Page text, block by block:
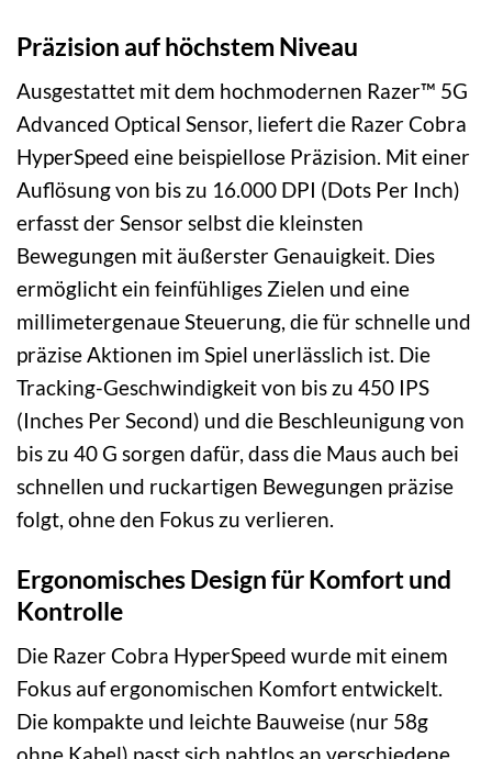
Präzision auf höchstem Niveau
Ausgestattet mit dem hochmodernen Razer™ 5G
Advanced Optical Sensor, liefert die Razer Cobra
HyperSpeed eine beispiellose Präzision. Mit einer
Auflösung von bis zu 16.000 DPI (Dots Per Inch)
erfasst der Sensor selbst die kleinsten
Bewegungen mit äußerster Genauigkeit. Dies
ermöglicht ein feinfühliges Zielen und eine
millimetergenaue Steuerung, die für schnelle und
präzise Aktionen im Spiel unerlässlich ist. Die
Tracking-Geschwindigkeit von bis zu 450 IPS
(Inches Per Second) und die Beschleunigung von
bis zu 40 G sorgen dafür, dass die Maus auch bei
schnellen und ruckartigen Bewegungen präzise
folgt, ohne den Fokus zu verlieren.
Ergonomisches Design für Komfort und
Kontrolle
Die Razer Cobra HyperSpeed wurde mit einem
Fokus auf ergonomischen Komfort entwickelt.
Die kompakte und leichte Bauweise (nur 58g